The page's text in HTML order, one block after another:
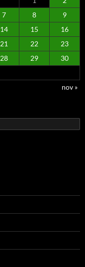
7 8
9
14 15
16
21 22
23
28 29
30
nov »